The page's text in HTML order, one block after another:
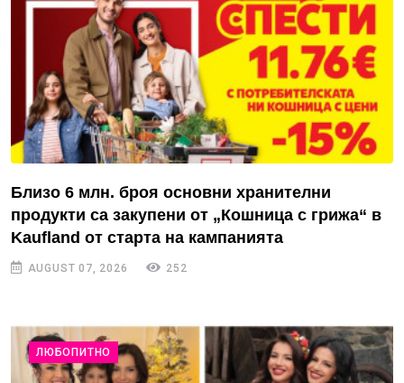
Близо 6 млн. броя основни хранителни
продукти са закупени от „Кошница с грижа“ в
Kaufland от старта на кампанията
AUGUST 07, 2026 252
ЛЮБОПИТНО